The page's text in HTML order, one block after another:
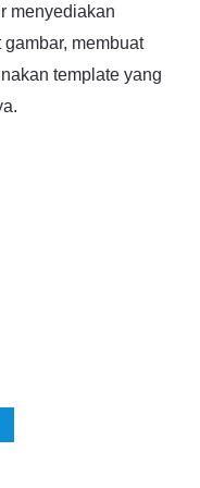
menyediakan
membuat
template yang